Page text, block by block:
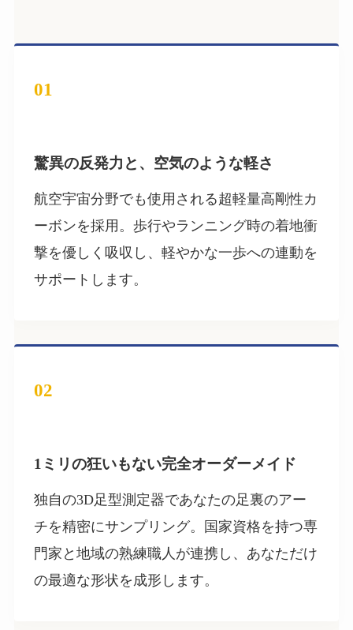
01
驚異の反発力と、空気のような軽さ
航空宇宙分野でも使用される超軽量高剛性カ
ーボンを採用。歩行やランニング時の着地衝
撃を優しく吸収し、軽やかな一歩への連動を
サポートします。
02
1ミリの狂いもない完全オーダーメイド
独自の3D足型測定器であなたの足裏のアー
チを精密にサンプリング。国家資格を持つ専
門家と地域の熟練職人が連携し、あなただけ
の最適な形状を成形します。